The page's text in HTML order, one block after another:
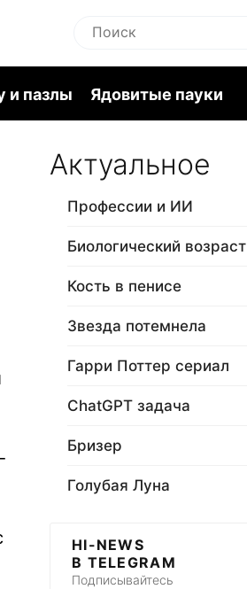
и пазлы Ядовитые пауки
Актуальное
Профессии и ИИ
Биологический возраст
Кость в пенисе
Звезда потемнела
Гарри Поттер сериал
ChatGPT задача
Бризер
Голубая Луна
HI-NEWS
В TELEGRAM
Подписывайтесь